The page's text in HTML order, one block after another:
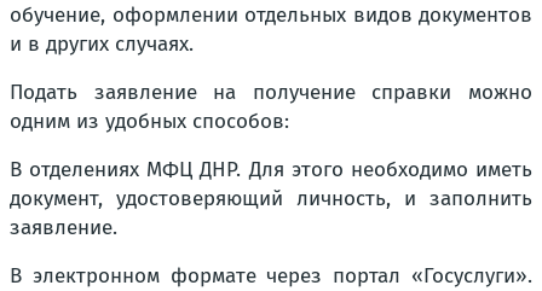
обучение, оформлении отдельных видов документов
и в других случаях.
Подать заявление на получение справки можно
одним из удобных способов:
В отделениях МФЦ ДНР. Для этого необходимо иметь
документ, удостоверяющий личность, и заполнить
заявление.
В электронном формате через портал «Госуслуги».